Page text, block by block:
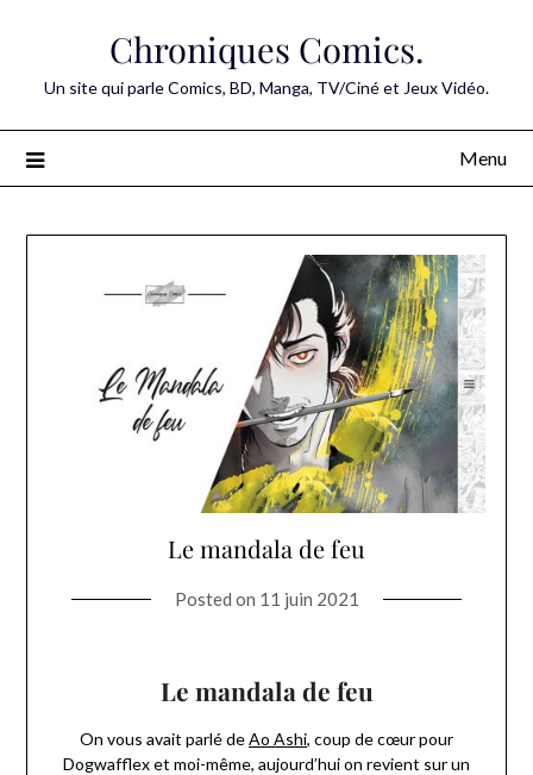
Chroniques Comics.
Un site qui parle Comics, BD, Manga, TV/Ciné et Jeux Vidéo.
Menu
Le mandala de feu
Posted on 11 juin 2021
Le mandala de feu
On vous avait parlé deAo Ashi, coup de cœur pour
Dogwafflex et moi-même, aujourd’hui on revient sur un